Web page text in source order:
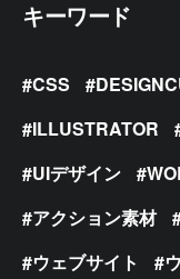
キーワード
CSS
ILLUSTRATOR
UIデザイン
アクション素材
ウェブサイト